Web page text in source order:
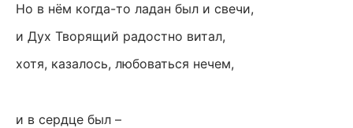
Но в нём когда-то ладан был и свечи,
и Дух Творящий радостно витал,
хотя, казалось, любоваться нечем,
и в сердце был –